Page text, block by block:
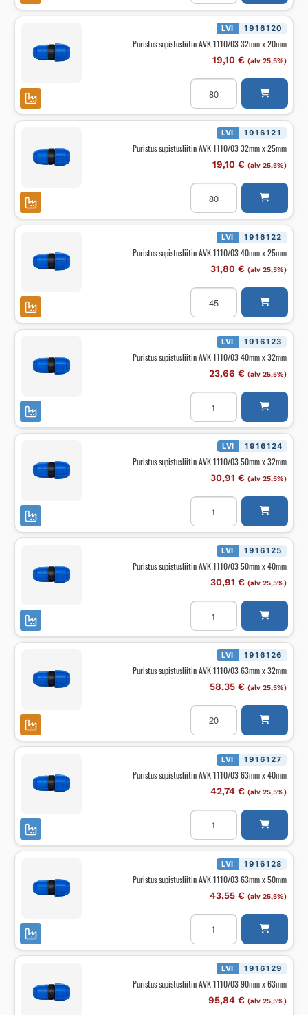
1110/03
25mm
20mm
määrä
LVI 1916120
Puristus supistusliitin AVK 1110/03 32mm x 20mm
19,10 € (alv 25,5%)
Puristus
supistusliitin
1110/03
32mm
20mm
määrä
LVI 1916121
Puristus supistusliitin AVK 1110/03 32mm x 25mm
19,10 € (alv 25,5%)
Puristus
supistusliitin
1110/03
32mm
25mm
määrä
LVI 1916122
Puristus supistusliitin AVK 1110/03 40mm x 25mm
31,80 € (alv 25,5%)
Puristus
supistusliitin
1110/03
40mm
25mm
määrä
LVI 1916123
Puristus supistusliitin AVK 1110/03 40mm x 32mm
23,66 € (alv 25,5%)
Puristus
supistusliitin
1110/03
40mm
32mm
määrä
LVI 1916124
Puristus supistusliitin AVK 1110/03 50mm x 32mm
30,91 € (alv 25,5%)
Puristus
supistusliitin
1110/03
50mm
32mm
määrä
LVI 1916125
Puristus supistusliitin AVK 1110/03 50mm x 40mm
30,91 € (alv 25,5%)
Puristus
supistusliitin
1110/03
50mm
40mm
määrä
LVI 1916126
Puristus supistusliitin AVK 1110/03 63mm x 32mm
58,35 € (alv 25,5%)
Puristus
supistusliitin
1110/03
63mm
32mm
määrä
LVI 1916127
Puristus supistusliitin AVK 1110/03 63mm x 40mm
42,74 € (alv 25,5%)
Puristus
supistusliitin
1110/03
63mm
40mm
määrä
LVI 1916128
Puristus supistusliitin AVK 1110/03 63mm x 50mm
43,55 € (alv 25,5%)
Puristus
supistusliitin
1110/03
63mm
50mm
määrä
LVI 1916129
Puristus supistusliitin AVK 1110/03 90mm x 63mm
95,84 € (alv 25,5%)